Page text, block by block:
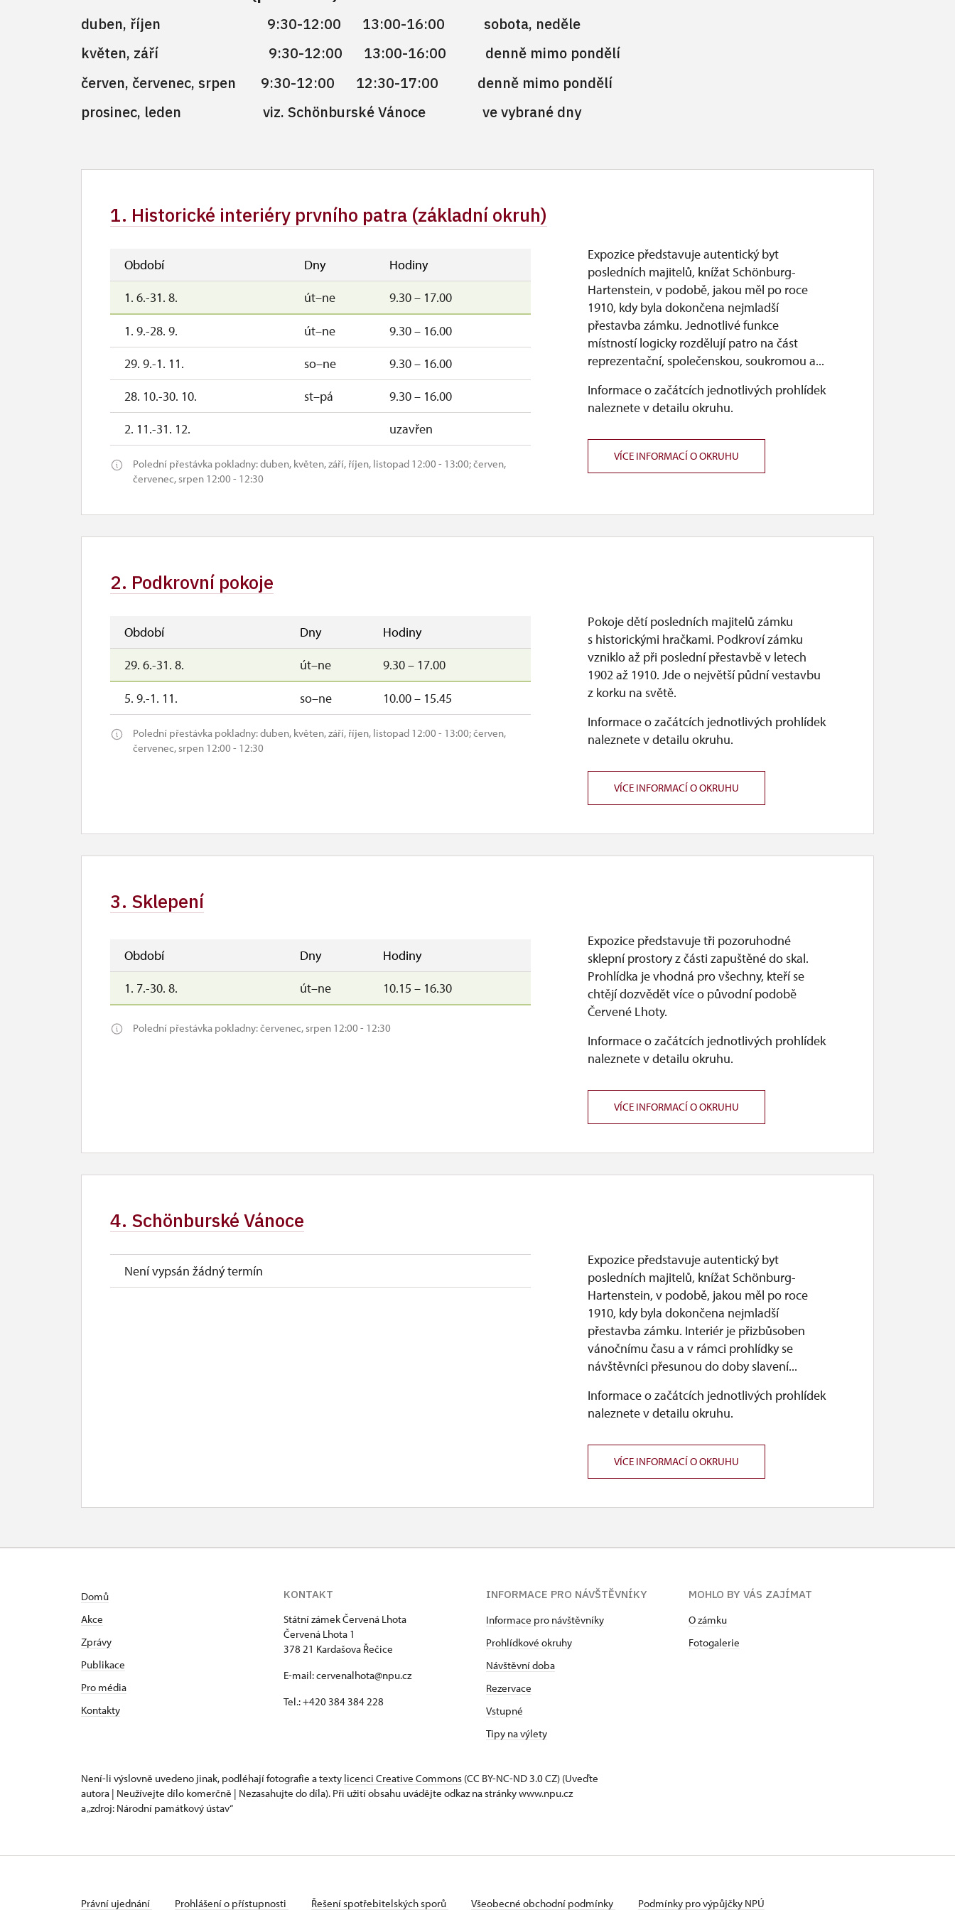
duben, říjen 9:30-12:00 13:00-16:00 sobota, neděle
květen, září 9:30-12:00 13:00-16:00 denně mimo pondělí
červen, červenec, srpen 9:30-12:00 12:30-17:00 denně mimo pondělí
prosinec, leden viz. Schönburské Vánoce ve vybrané dny
1. Historické interiéry prvního patra (základní okruh)
Období Dny
Hodiny
1. 6.-31. 8.
út–ne 9.30 – 17.00
1. 9.-28. 9. út–ne
9.30 – 16.00
29. 9.-1. 11.
so–ne
9.30 – 16.00
28. 10.-30. 10.
st–pá
9.30 – 16.00
2. 11.-31. 12.
uzavřen
Polední přestávka pokladny: duben, květen, září, říjen, listopad 12:00 - 13:00; červen,
červenec, srpen 12:00 - 12:30
Expozice představuje autentický byt
posledních majitelů, knížat Schönburg-
Hartenstein, v podobě, jakou měl po roce
1910, kdy byla dokončena nejmladší
přestavba zámku. Jednotlivé funkce
místností logicky rozdělují patro na část
reprezentační, společenskou, soukromou a...
Informace o začátcích jednotlivých prohlídek
naleznete v detailu okruhu.
VÍCE INFORMACÍ O OKRUHU
2. Podkrovní pokoje
Období Dny
Hodiny
29. 6.-31. 8.
út–ne 9.30 – 17.00
5. 9.-1. 11. so–ne 10.00 – 15.45
Polední přestávka pokladny: duben, květen, září, říjen, listopad 12:00 - 13:00; červen,
červenec, srpen 12:00 - 12:30
Pokoje dětí posledních majitelů zámku
s historickými hračkami. Podkroví zámku
vzniklo až při poslední přestavbě v letech
1902 až 1910. Jde o největší půdní vestavbu
z korku na světě.
Informace o začátcích jednotlivých prohlídek
naleznete v detailu okruhu.
VÍCE INFORMACÍ O OKRUHU
3. Sklepení
Období Dny
Hodiny
1. 7.-30. 8.
út–ne 10.15 – 16.30
Polední přestávka pokladny: červenec, srpen 12:00 - 12:30
Expozice představuje tři pozoruhodné
sklepní prostory z části zapuštěné do skal.
Prohlídka je vhodná pro všechny, kteří se
chtějí dozvědět více o původní podobě
Červené Lhoty.
Informace o začátcích jednotlivých prohlídek
naleznete v detailu okruhu.
VÍCE INFORMACÍ O OKRUHU
4. Schönburské Vánoce
Není vypsán žádný termín
Expozice představuje autentický byt
posledních majitelů, knížat Schönburg-
Hartenstein, v podobě, jakou měl po roce
1910, kdy byla dokončena nejmladší
přestavba zámku. Interiér je přizbůsoben
vánočnímu času a v rámci prohlídky se
návštěvníci přesunou do doby slavení...
Informace o začátcích jednotlivých prohlídek
naleznete v detailu okruhu.
VÍCE INFORMACÍ O OKRUHU
Domů
Akce
Zprávy
Publikace
Pro média
Kontakty
KONTAKT
Státní zámek Červená Lhota
Červená Lhota 1
378 21 Kardašova Řečice
E-mail: cervenalhota@npu.cz
Tel.: +420 384 384 228
INFORMACE PRO NÁVŠTĚVNÍKY
Informace pro návštěvníky
Prohlídkové okruhy
Návštěvní doba
Rezervace
Vstupné
Tipy na výlety
MOHLO BY VÁS ZAJÍMAT
O zámku
Fotogalerie
Není-li výslovně uvedeno jinak, podléhají fotografie a texty licenci Creative Commons (CC BY-NC-ND 3.0 CZ) (Uveďte
autora | Neužívejte dílo komerčně | Nezasahujte do díla). Při užití obsahu uvádějte odkaz na stránky www.npu.cz
a „zdroj: Národní památkový ústav“
Právní ujednání Prohlášení o přístupnosti Řešení spotřebitelských sporů Všeobecné obchodní podmínky Podmínky pro výpůjčky NPÚ